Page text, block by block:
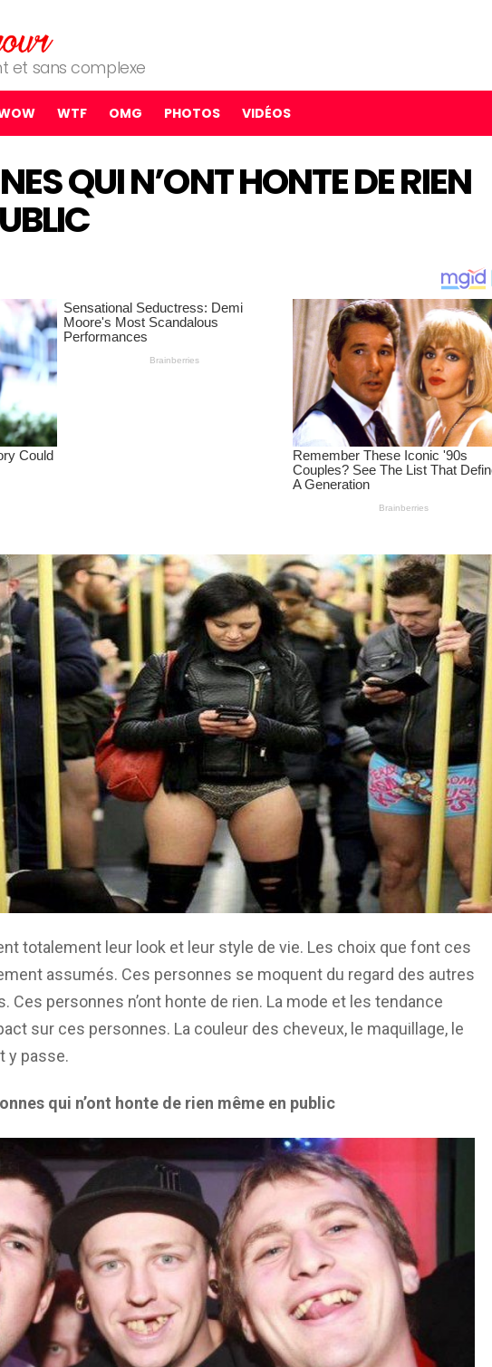
et sans complexe
WTF OMG PHOTOS VIDÉOS
QUI N’ONT HONTE DE RIEN
totalement leur look et leur style de vie. Les choix que font ces
assumés. Ces personnes se moquent du regard des autres
Ces personnes n’ont honte de rien. La mode et les tendance
sur ces personnes. La couleur des cheveux, le maquillage, le
y passe.
qui n’ont honte de rien même en public